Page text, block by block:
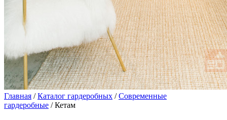
Главная /Каталог гардеробных /Современные
гардеробные / Кетам